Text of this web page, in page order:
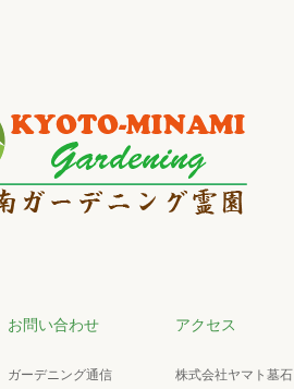
お問い合わせ
ガーデニング通信
アクセス
株式会社ヤマト墓石